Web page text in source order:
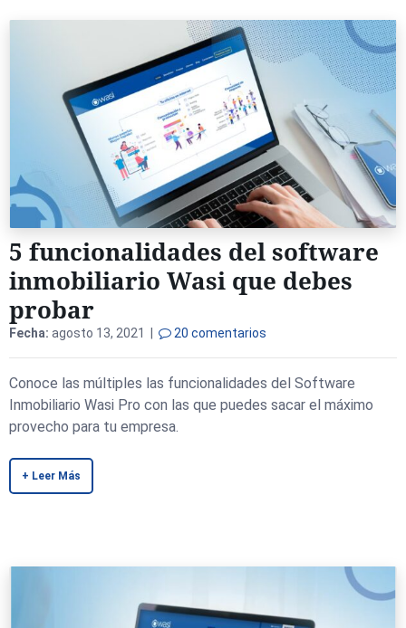
5 funcionalidades del software
inmobiliario Wasi que debes
probar
Fecha: agosto 13, 2021 | 20 comentarios
Conoce las múltiples las funcionalidades del Software
Inmobiliario Wasi Pro con las que puedes sacar el máximo
provecho para tu empresa.
+ Leer Más